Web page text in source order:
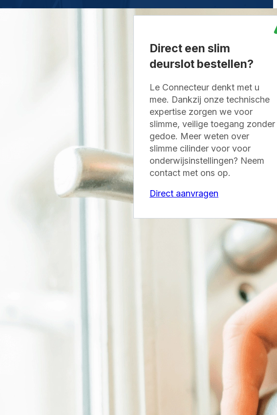
Direct een slim
deurslot bestellen?
Le Connecteur denkt met u
mee. Dankzij onze technische
expertise zorgen we voor
slimme, veilige toegang zonder
gedoe. Meer weten over
slimme cilinder voor voor
onderwijsinstellingen? Neem
contact met ons op.
Direct aanvragen